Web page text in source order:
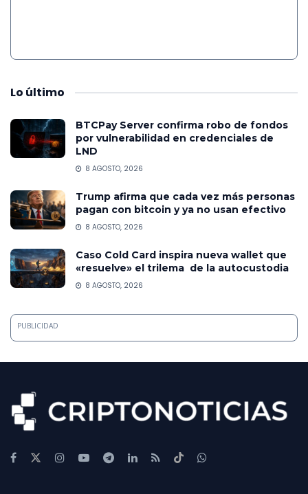
Lo último
BTCPay Server confirma robo de fondos
por vulnerabilidad en credenciales de
LND
8 AGOSTO, 2026
Trump afirma que cada vez más personas
pagan con bitcoin y ya no usan efectivo
8 AGOSTO, 2026
Caso Cold Card inspira nueva wallet que
«resuelve» el trilema de la autocustodia
8 AGOSTO, 2026
PUBLICIDAD